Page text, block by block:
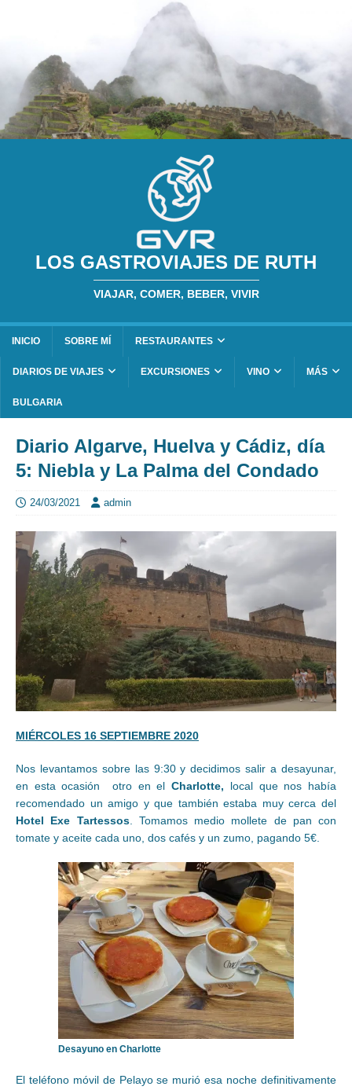
LOS GASTROVIAJES DE RUTH
VIAJAR, COMER, BEBER, VIVIR
INICIO SOBRE MÍ RESTAURANTES
DIARIOS DE VIAJES EXCURSIONES VINO MÁS
BULGARIA
Diario Algarve, Huelva y Cádiz, día
5: Niebla y La Palma del Condado
24/03/2021 admin
MIÉRCOLES 16 SEPTIEMBRE 2020
Nos levantamos sobre las 9:30 y decidimos salir a desayunar,
en esta ocasión otro en elCharlotte, local que nos había
recomendado un amigo y que también estaba muy cerca del
Hotel Exe Tartessos. Tomamos medio mollete de pan con
tomate y aceite cada uno, dos cafés y un zumo, pagando 5€.
Desayuno en Charlotte
El teléfono móvil de Pelayo se murió esa noche definitivamente